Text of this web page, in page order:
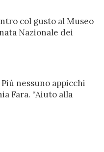
col gusto al Museo
Nazionale dei
nessuno appicchi
Fara. “Aiuto alla